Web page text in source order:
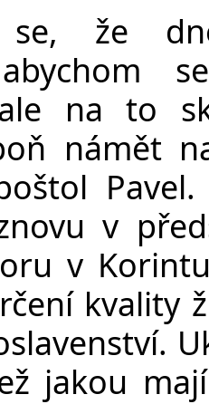
se, že
na to
námět
v
v
kvality
jakou